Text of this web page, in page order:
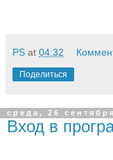
PS at 04:32
Поделиться
среда, 26
Вход в